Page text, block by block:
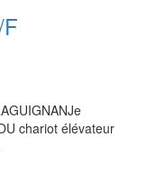
chariot élévateur